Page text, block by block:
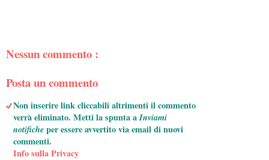
Nessun commento :
Posta un commento
Non inserire link cliccabili altrimenti il commento
verrà eliminato. Metti la spunta aInviami
notificheper essere avvertito via email di nuovi
commenti.
Info sulla Privacy